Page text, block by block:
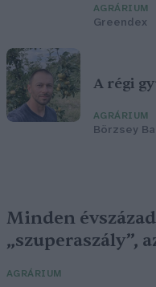
AGRÁRIUM
Greendex
A régi
AGRÁRIUM
Börzsey
Minden
„szuperaszály”,
AGRÁRIUM